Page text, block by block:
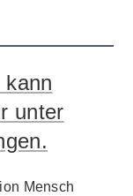
unter
Mensch